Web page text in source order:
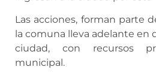
Las acciones, forman parte
la comuna lleva adelante en
ciudad, con recursos
municipal.